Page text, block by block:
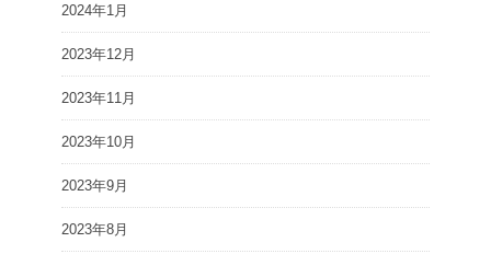
2024年1月
2023年12月
2023年11月
2023年10月
2023年9月
2023年8月